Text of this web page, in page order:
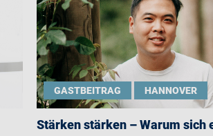
GASTBEITRAG HANNOVER
Stärken stärken – Warum sich